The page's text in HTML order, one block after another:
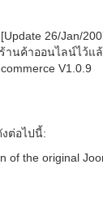
26/Jan/
านค้าออนไลน์ไว้แ
V1.0.9
ต่อไปนี้:
of the original